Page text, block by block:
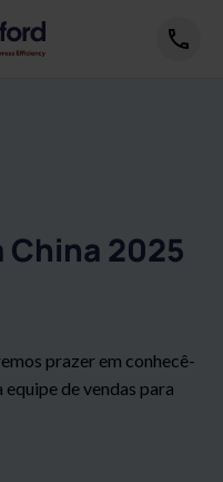
China 2025
prazer em conhecê-
de vendas para